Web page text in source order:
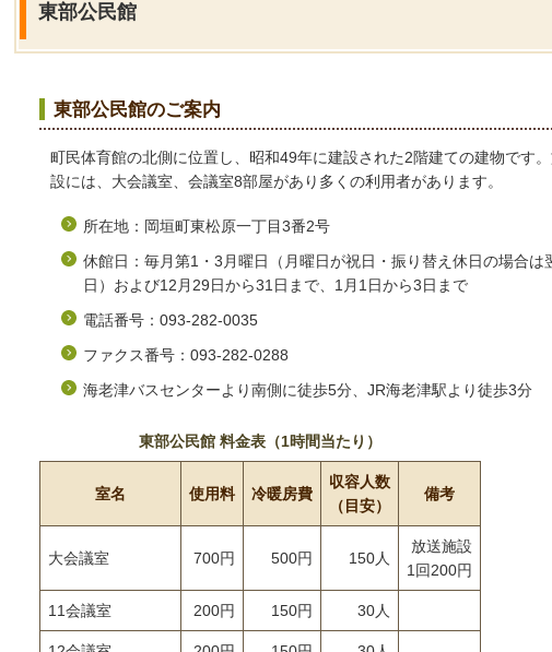
東部公民館
東部公民館のご案内
町民体育館の北側に位置し、昭和49年に建設された2階建ての建物です
設には、大会議室、会議室8部屋があり多くの利用者があります。
所在地：岡垣町東松原一丁目3番2号
休館日：毎月第1・3月曜日（月曜日が祝日・振り替え休日の場合は
日）および12月29日から31日まで、1月1日から3日まで
電話番号：093-282-0035
ファクス番号：093-282-0288
海老津バスセンターより南側に徒歩5分、JR海老津駅より徒歩3分
東部公民館 料金表（1時間当たり）
室名 使用料 冷暖房費
収容人数
（目安）
備考
大会議室 700円 500円 150人
放送施設
1回200円
11会議室 200円 150円 30人